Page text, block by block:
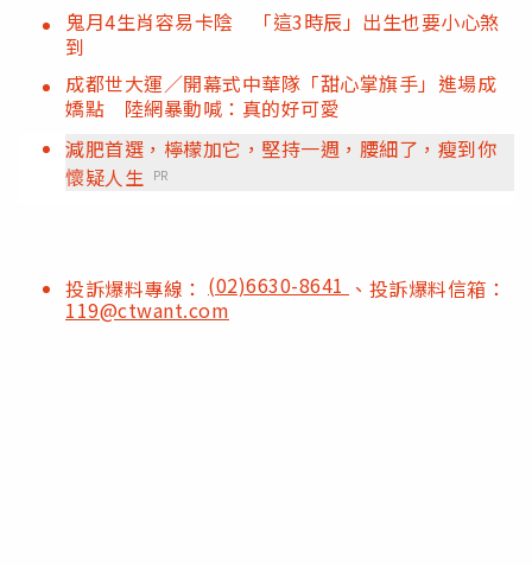
鬼月4生肖容易卡陰 「這3時辰」出生也要小心煞
到
成都世大運／開幕式中華隊「甜心掌旗手」進場成
嬌點 陸網暴動喊：真的好可愛
減肥首選，檸檬加它，堅持一週，腰細了，瘦到你
懷疑人生
PR
投訴爆料專線： (02)6630-8641 、投訴爆料信箱：
119@ctwant.com